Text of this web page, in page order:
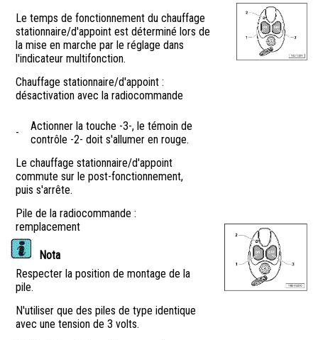
Le temps de fonctionnement du chauffage
stationnaire/d'appoint est déterminé lors de
la mise en marche par le réglage dans
l'indicateur multifonction.
Chauffage stationnaire/d'appoint :
désactivation avec la radiocommande
-
Actionner la touche -3-, le témoin de
contrôle -2- doit s'allumer en rouge.
Le chauffage stationnaire/d'appoint
commute sur le post-fonctionnement,
puis s'arrête.
Pile de la radiocommande :
remplacement
Nota
Respecter la position de montage de la
pile.
N'utiliser que des piles de type identique
avec une tension de 3 volts.